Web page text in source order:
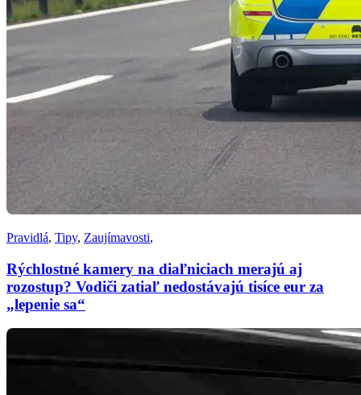
Pravidlá, Tipy, Zaujímavosti,
Rýchlostné kamery na diaľniciach merajú aj
rozostup? Vodiči zatiaľ nedostávajú tisíce eur za
„lepenie sa“